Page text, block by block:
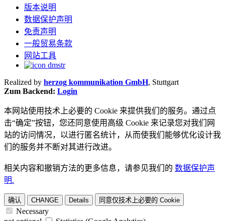
版本说明
数据保护声明
免责声明
一般贸易条款
网站工具
Realized by herzog kommunikation GmbH, Stuttgart
Zum Backend: Login
本网站使用技术上必要的 Cookie 来提供我们的服务。通过点
击“确定”按钮，您还同意使用高级 Cookie 来记录您对我们网
站的访问情况，以进行匿名统计，从而使我们能够优化设计我
们的服务并不断对其进行改进。
相关内容和撤销方法的更多信息，请参见我们的 数据保护声
明.
确认 CHANGE Details 同意仅技术上必要的 Cookie
Necessary